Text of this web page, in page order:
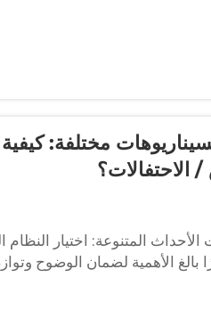
مختلفة: كيفية
الاحتفالات؟
المتنوعة: اختيار النظام
بالغ الأهمية لضمان الوضوح